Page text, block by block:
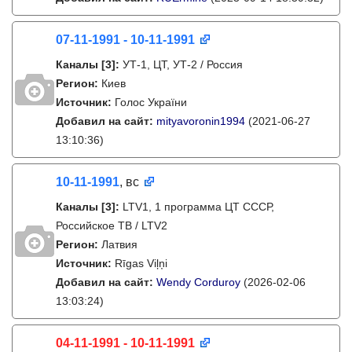
07-11-1991 - 10-11-1991
Каналы [3]: УТ-1, ЦТ, УТ-2 / Россия
Регион: Киев
Источник: Голос України
Добавил на сайт: mityavoronin1994 (2021-06-27
13:10:36)
10-11-1991, вс
Каналы [3]: LTV1, 1 программа ЦТ СССР,
Российское ТВ / LTV2
Регион: Латвия
Источник: Rīgas Viļņi
Добавил на сайт: Wendy Corduroy (2026-02-06
13:03:24)
04-11-1991 - 10-11-1991